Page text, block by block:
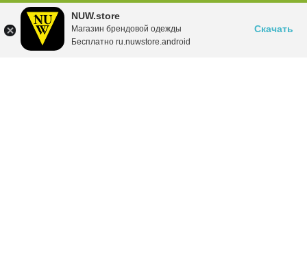
NUW.store
Магазин брендовой одежды
Бесплатно ru.nuwstore.android
Скачать